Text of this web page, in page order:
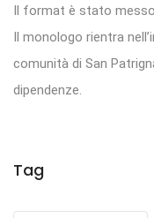
Il format è stato
Il monologo rientra
comunità di San
dipendenze.
Tag